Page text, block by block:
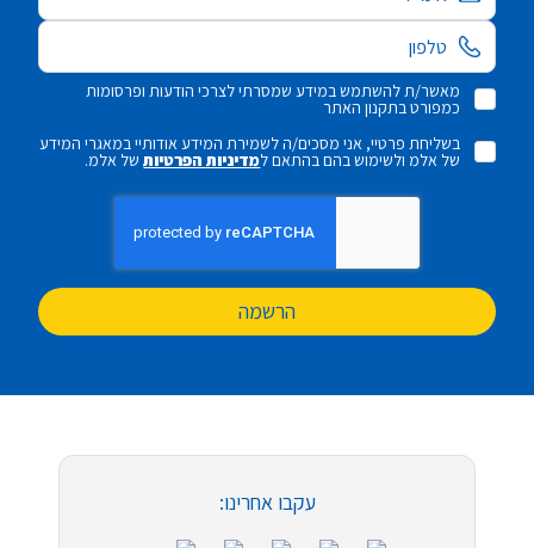
מאשר/ת להשתמש במידע שמסרתי לצרכי הודעות ופרסומות
כמפורט בתקנון האתר
בשליחת פרטיי, אני מסכים/ה לשמירת המידע אודותיי במאגרי המידע
של אלמ ולשימוש בהם בהתאם למדיניות הפרטיותשל אלמ.
הרשמה
עקבו אחרינו: